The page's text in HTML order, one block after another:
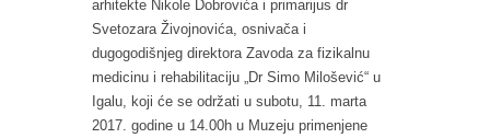
arhitekte Nikole Dobrovića i primarijus dr
Svetozara Živojnovića, osnivača i
dugogodišnjeg direktora Zavoda za fizikalnu
medicinu i rehabilitaciju „Dr Simo Milošević“ u
Igalu, koji će se održati u subotu, 11. marta
2017. godine u 14.00h u Muzeju primenjene